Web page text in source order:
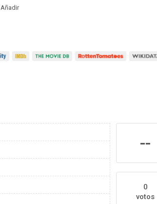
Añadir
--
0
votos